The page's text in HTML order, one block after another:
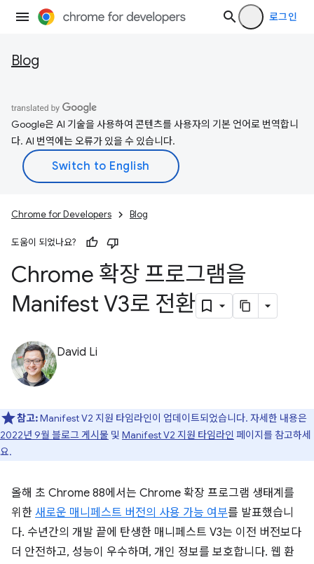
로그인
Blog
Google은 AI 기술을 사용하여 콘텐츠를 사용자의 기본 언어로 번역합니
다. AI 번역에는 오류가 있을 수 있습니다.
Chrome for Developers Blog
도움이 되었나요?
Chrome 확장 프로그램을
Manifest V3로 전환
David Li
참고:Manifest V2 지원 타임라인이 업데이트되었습니다. 자세한 내용은
2022년 9월 블로그 게시물 및 Manifest V2 지원 타임라인 페이지를 참고하세
요.
올해 초 Chrome 88에서는 Chrome 확장 프로그램 생태계를
위한 새로운 매니페스트 버전의 사용 가능 여부를 발표했습니
다. 수년간의 개발 끝에 탄생한 매니페스트 V3는 이전 버전보다
더 안전하고, 성능이 우수하며, 개인 정보를 보호합니다. 웹 환